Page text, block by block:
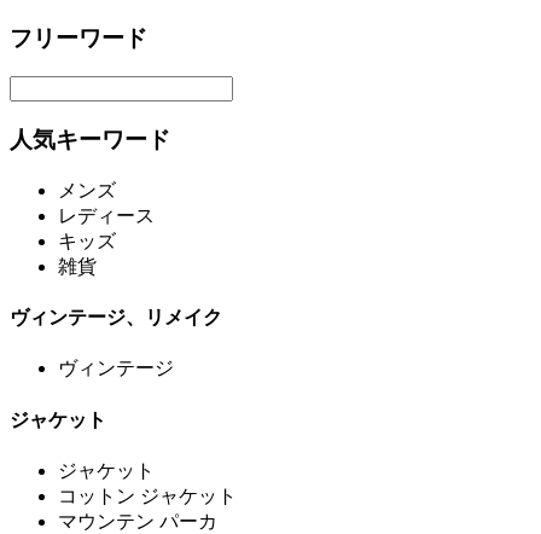
フリーワード
人気キーワード
メンズ
レディース
キッズ
雑貨
ヴィンテージ、リメイク
ヴィンテージ
ジャケット
ジャケット
コットン ジャケット
マウンテン パーカ